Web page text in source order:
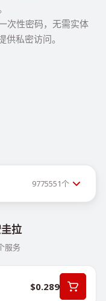
次性密码，无需实体
私密访问。
9775551个
拉
服务
$0.289